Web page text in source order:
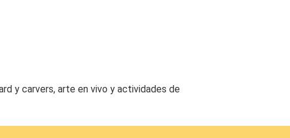
y carvers, arte en vivo y actividades de